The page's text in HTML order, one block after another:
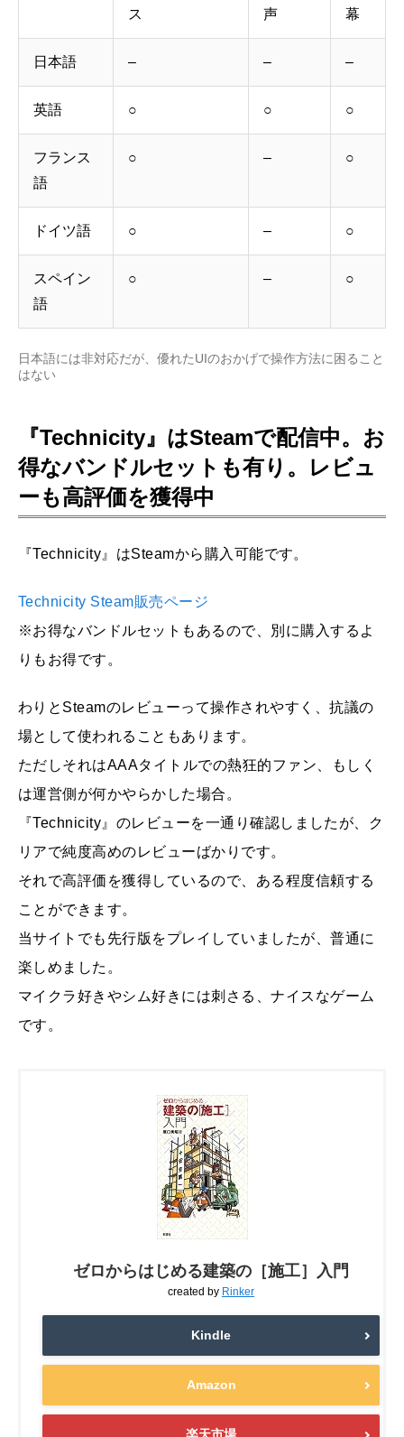
ス 声 幕
日本語 – – –
英語 ○ ○ ○
フランス
語
○ – ○
ドイツ語 ○ – ○
スペイン
語
○ – ○
日本語には非対応だが、優れたUIのおかげで操作方法に困ること
はない
『Technicity』はSteamで配信中。お
得なバンドルセットも有り。レビュ
ーも高評価を獲得中
『Technicity』はSteamから購入可能です。
Technicity Steam販売ページ
※お得なバンドルセットもあるので、別に購入するよ
りもお得です。
わりとSteamのレビューって操作されやすく、抗議の
場として使われることもあります。
ただしそれはAAAタイトルでの熱狂的ファン、もしく
は運営側が何かやらかした場合。
『Technicity』のレビューを一通り確認しましたが、ク
リアで純度高めのレビューばかりです。
それで高評価を獲得しているので、ある程度信頼する
ことができます。
当サイトでも先行版をプレイしていましたが、普通に
楽しめました。
マイクラ好きやシム好きには刺さる、ナイスなゲーム
です。
ゼロからはじめる建築の［施工］入門
created by Rinker
Kindle
Amazon